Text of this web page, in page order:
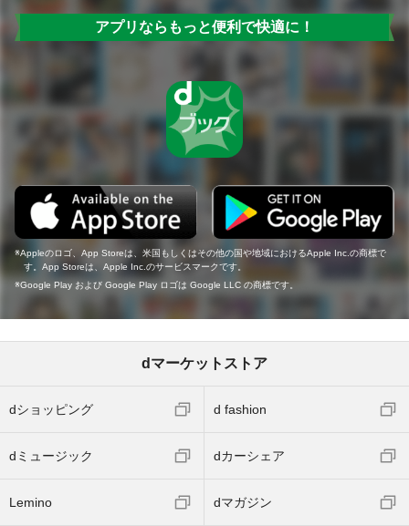
アプリならもっと便利で快適に！
Appleのロゴ、App Storeは、米国もしくはその他の国や地域におけるApple Inc.の商標で
す。App Storeは、Apple Inc.のサービスマークです。
Google Play および Google Play ロゴは Google LLC の商標です。
dマーケットストア
dショッピング d fashion
dミュージック dカーシェア
Lemino dマガジン